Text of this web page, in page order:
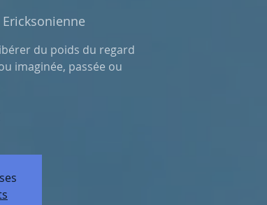
du poids du regard
imaginée, passée ou